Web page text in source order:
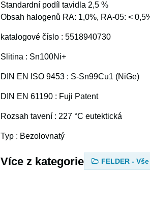
Standardní podíl tavidla 2,5 %
Obsah halogenů RA: 1,0%, RA-05: <
katalogové číslo : 5518940730
Slitina : Sn100Ni+
DIN EN ISO 9453 : S-Sn99Cu1 (NiGe)
DIN EN 61190 : Fuji Patent
Rozsah tavení : 227 °C eutektická
Typ : Bezolovnatý
Více z kategorie FELDER -